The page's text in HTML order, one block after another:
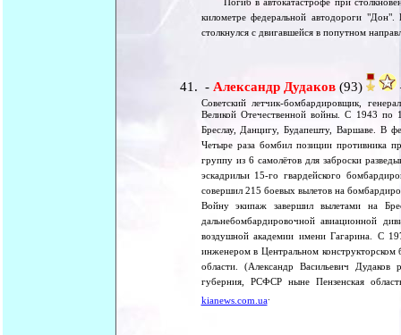
Погиб в автокатастрофе при
километре федеральной автодороги
столкнулся с двигавшейся в попутном
- Александр Дудаков (93)
Советский летчик-бомбардировщик,
Великой Отечественной войны. С 1943 по
Бреслау, Данцигу, Будапешту, Варшаве. В
Четыре раза бомбил позиции противника
группу из 6 самолётов для заброски
эскадрильи 15-го гвардейского
совершил 215 боевых вылетов на
Войну экипаж завершил вылетами на
дальнебомбардировочной авиационной
воздушной академии имени Гагарина. С
инженером в Центральном
области. (Александр Васильевич
губерния, РСФСР ныне Пензенская
kianews.com.ua.